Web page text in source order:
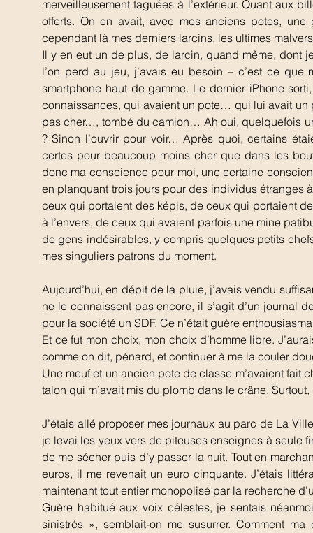
merveilleusement taguées à l’extérieur. Quant aux
offerts. On en avait, avec mes anciens potes,
cependant là mes derniers larcins, les ultimes
Il y en eut un de plus, de larcin, quand même, dont
l’on perd au jeu, j’avais eu besoin – c’est ce que
smartphone haut de gamme. Le dernier iPhone
connaissances, qui avaient un pote… qui lui avait
pas cher…, tombé du camion… Ah oui, quelquefois
? Sinon l’ouvrir pour voir… Après quoi, certains
certes pour beaucoup moins cher que dans les
donc ma conscience pour moi, une certaine
en planquant trois jours pour des individus étranges
ceux qui portaient des képis, de ceux qui portaient
à l’envers, de ceux qui avaient parfois une mine
de gens indésirables, y compris quelques petits
mes singuliers patrons du moment.
Aujourd’hui, en dépit de la pluie, j’avais vendu
ne le connaissent pas encore, il s’agit d’un journal
pour la société un SDF. Ce n’était guère
Et ce fut mon choix, mon choix d’homme libre.
comme on dit, pénard, et continuer à me la couler
Une meuf et un ancien pote de classe m’avaient fait
talon qui m’avait mis du plomb dans le crâne.
J’étais allé proposer mes journaux au parc de La
je levai les yeux vers de piteuses enseignes à seule
de me sécher puis d’y passer la nuit. Tout en
euros, il me revenait un euro cinquante. J’étais
maintenant tout entier monopolisé par la recherche
Guère habitué aux voix célestes, je sentais
sinistrés », semblait-on me susurrer. Comment